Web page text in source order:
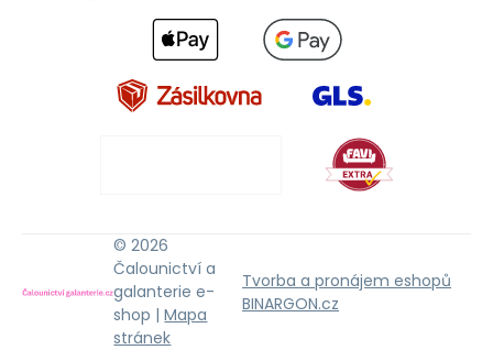
© 2026
Čalounictví a
galanterie e-
shop |Mapa
stránek
Tvorba a pronájem eshopů
BINARGON.cz